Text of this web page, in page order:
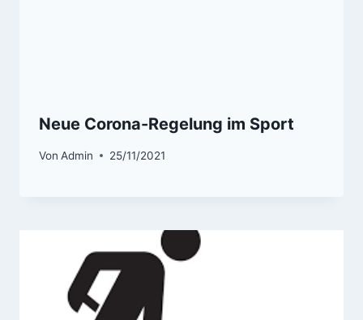
Neue Corona-Regelung im Sport
Von Admin 25/11/2021